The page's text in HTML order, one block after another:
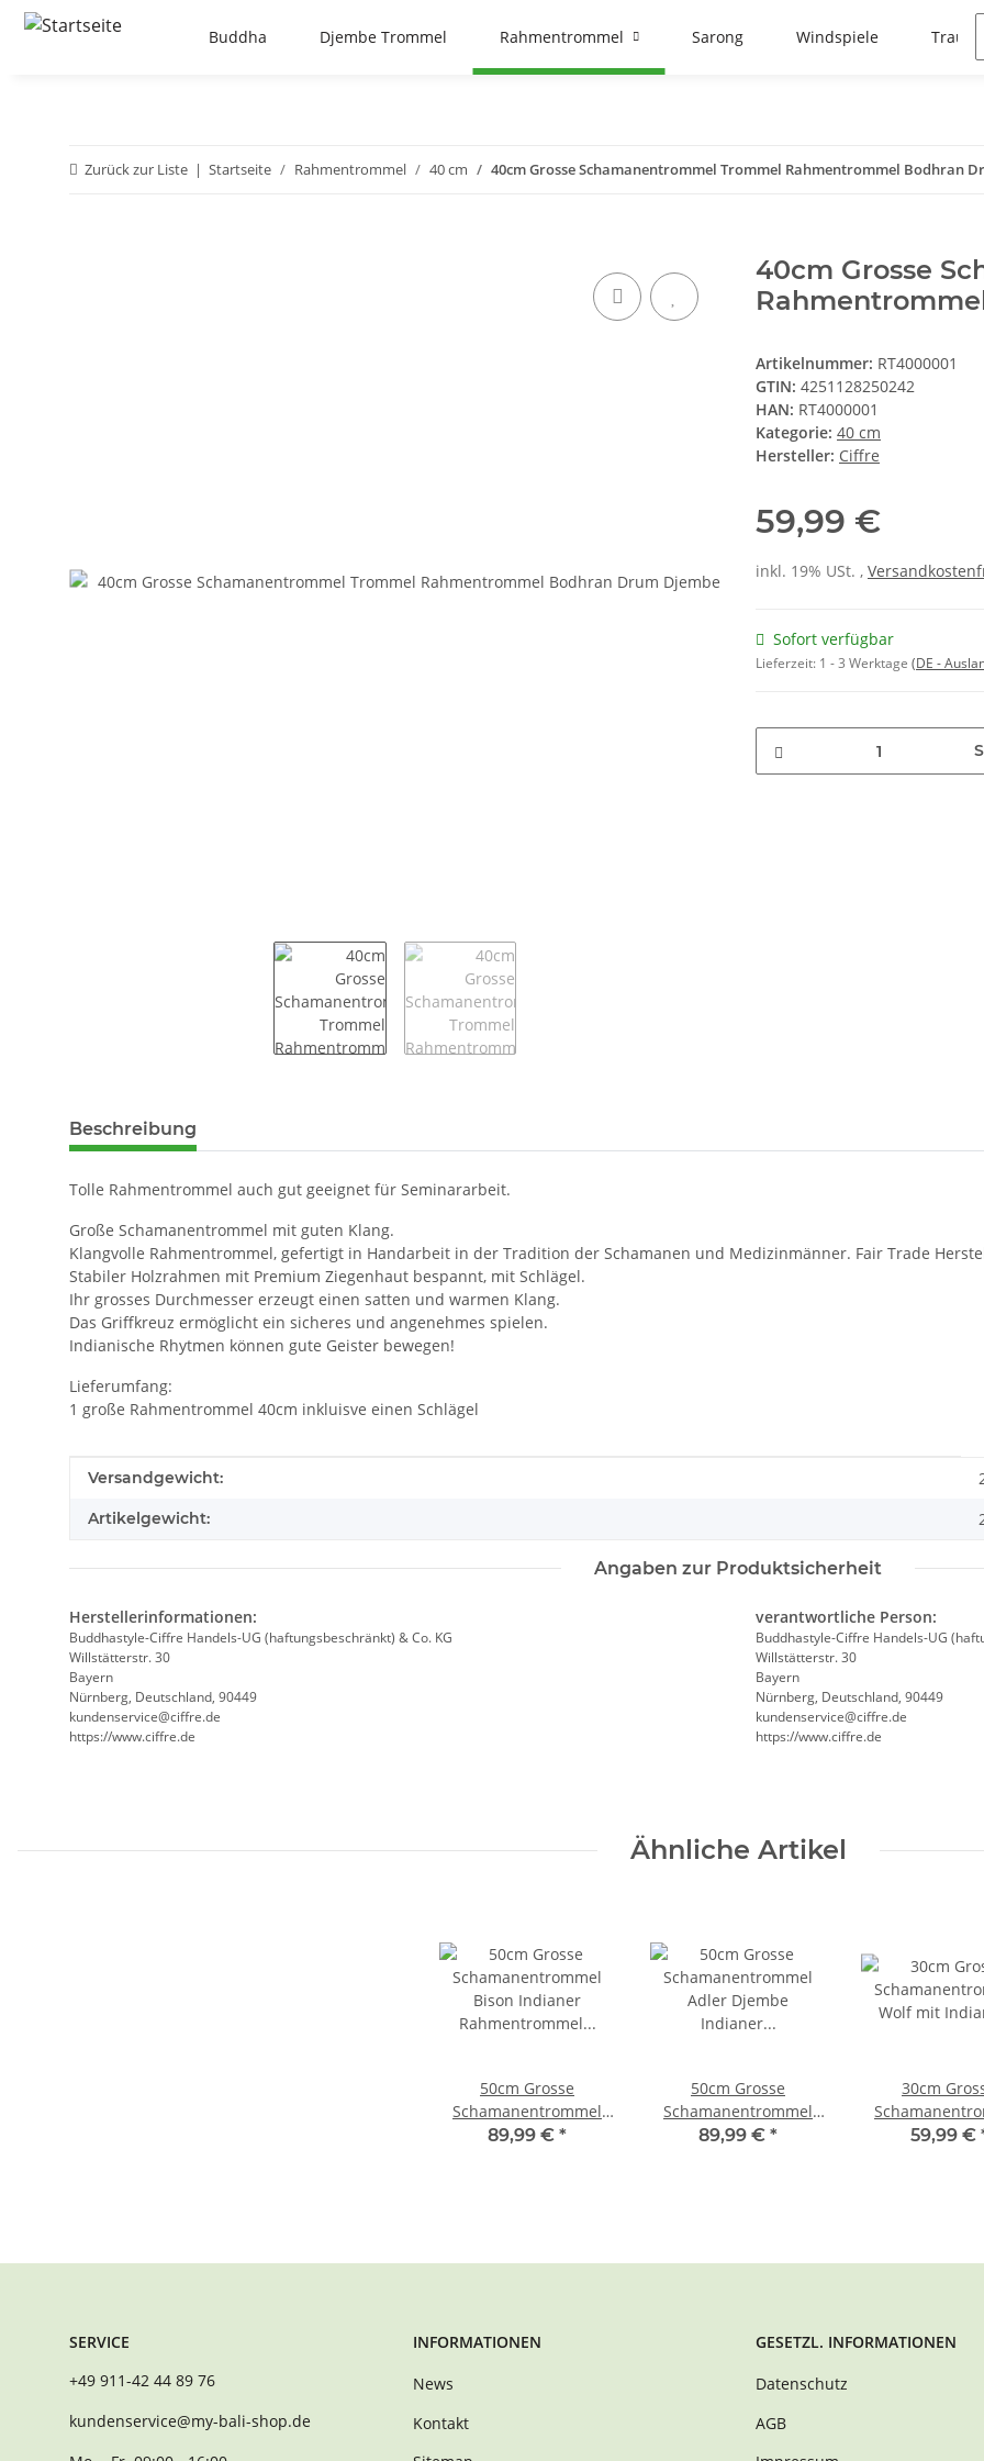
Buddha Djembe Trommel Rahmentrommel Sarong Windspiele
Zurück zur Liste Startseite Rahmentrommel 40 cm 40cm Grosse Schamanentrommel Trommel Rahmentrommel Bodhran
40cm Grosse
Artikelnummer: RT4000001
GTIN: 4251128250242
HAN: RT4000001
Kategorie: 40 cm
Hersteller: Ciffre
59,99 €
inkl. 19% USt. ,
Sofort verfügbar
Lieferzeit: 1 - 3 Werktage (DE -
weitere Registerkarten anzeigen
Beschreibung
Tolle Rahmentrommel auch gut geeignet für Seminararbeit.
Große Schamanentrommel mit guten Klang.
Klangvolle Rahmentrommel, gefertigt in Handarbeit in der Tradition der Schamanen und Medizinmänner. Fair Trade
Stabiler Holzrahmen mit Premium Ziegenhaut bespannt, mit Schlägel.
Ihr grosses Durchmesser erzeugt einen satten und warmen Klang.
Das Griffkreuz ermöglicht ein sicheres und angenehmes spielen.
Indianische Rhytmen können gute Geister bewegen!
Lieferumfang:
1 große Rahmentrommel 40cm inkluisve einen Schlägel
Produkteigenschaft
Wert
Versandgewicht:
Artikelgewicht:
Angaben zur Produktsicherheit
Herstellerinformationen:
Buddhastyle-Ciffre Handels-UG (haftungsbeschränkt) & Co. KG
Willstätterstr. 30
Bayern
Nürnberg, Deutschland, 90449
kundenservice@ciffre.de
https://www.ciffre.de
verantwortliche Person:
Buddhastyle-Ciffre Handels-UG
Willstätterstr. 30
Bayern
Nürnberg, Deutschland, 90449
kundenservice@ciffre.de
https://www.ciffre.de
Ähnliche Artikel
50cm Grosse
Schamanentrommel
Bison Indianer
89,99 € *
50cm Grosse
Schamanentrommel
Adler Djembe Indianer
89,99 € *
30cm
Wolf mit
59,99 €
SERVICE
+49 911-42 44 89 76
kundenservice@my-bali-shop.de
INFORMATIONEN
News
Kontakt
GESETZL. INFORMATIONEN
Datenschutz
AGB